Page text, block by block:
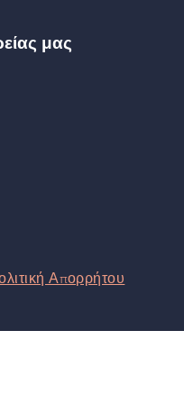
μας
Απορρήτου